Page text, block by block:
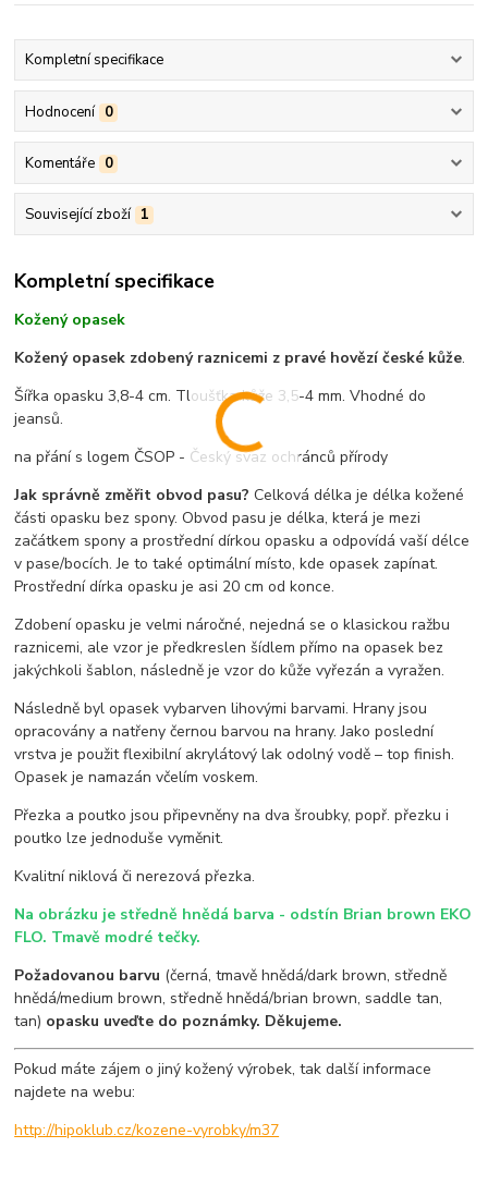
Kompletní specifikace
Hodnocení 0
Komentáře 0
Související zboží 1
Kompletní specifikace
Kožený opasek
Kožený opasek zdobený raznicemi z pravé hovězí české kůže.
Šířka opasku 3,8-4 cm. Tloušťka kůže 3,5-4 mm. Vhodné do
jeansů.
na přání s logem ČSOP - Český svaz ochránců přírody
Jak správně změřit obvod pasu?Celková délka je délka kožené
části opasku bez spony. Obvod pasu je délka, která je mezi
začátkem spony a prostřední dírkou opasku a odpovídá vaší délce
v pase/bocích. Je to také optimální místo, kde opasek zapínat.
Prostřední dírka opasku je asi 20 cm od konce.
Zdobení opasku je velmi náročné, nejedná se o klasickou ražbu
raznicemi, ale vzor je předkreslen šídlem přímo na opasek bez
jakýchkoli šablon, následně je vzor do kůže vyřezán a vyražen.
Následně byl opasek vybarven lihovými barvami. Hrany jsou
opracovány a natřeny černou barvou na hrany. Jako poslední
vrstva je použit flexibilní akrylátový lak odolný vodě – top finish.
Opasek je namazán včelím voskem.
Přezka a poutko jsou připevněny na dva šroubky, popř. přezku i
poutko lze jednoduše vyměnit.
Kvalitní niklová či nerezová přezka.
Na obrázku je středně hnědá barva - odstín Brian brown EKO
FLO. Tmavě modré tečky.
Požadovanou barvu (černá, tmavě hnědá/dark brown, středně
hnědá/medium brown, středně hnědá/brian brown, saddle tan,
tan) opasku uveďte do poznámky. Děkujeme.
Pokud máte zájem o jiný kožený výrobek, tak další informace
najdete na webu:
http://hipoklub.cz/kozene-vyrobky/m37